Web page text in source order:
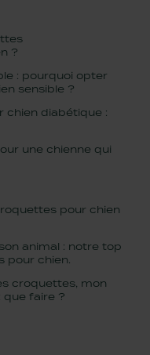
?
: pourquoi opter
sensible ?
chien diabétique :
une chienne qui
pour chien
animal : notre top
pour chien.
croquettes, mon
que faire ?